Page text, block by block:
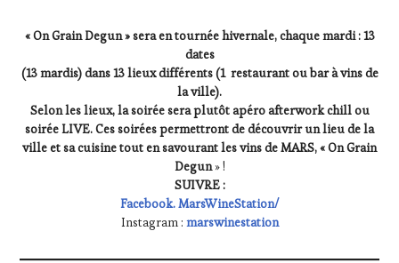
« On Grain Degun » sera en tournée hivernale, chaque mardi : 13
dates
(13 mardis) dans 13 lieux différents (1 restaurant ou bar à vins de
la ville).
Selon les lieux, la soirée sera plutôt apéro afterwork chill ou
soirée LIVE. Ces soirées permettront de découvrir un lieu de la
ville et sa cuisine tout en savourant les vins de MARS, « On Grain
Degun» !
SUIVRE :
Facebook. MarsWineStation/
Instagram : marswinestation